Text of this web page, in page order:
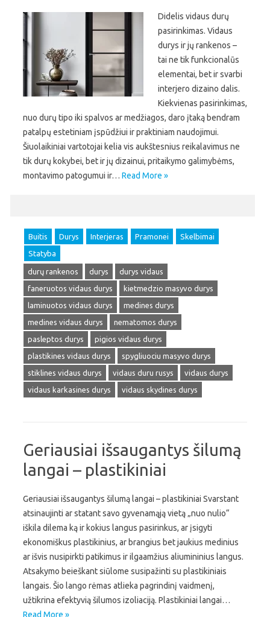
Didelis vidaus durų
pasirinkimas. Vidaus
durys ir jų rankenos –
tai ne tik funkcionalūs
elementai, bet ir svarbi
interjero dizaino dalis.
Kiekvienas pasirinkimas,
nuo durų tipo iki spalvos ar medžiagos, daro įtaką bendram
patalpų estetiniam įspūdžiui ir praktiniam naudojimui.
Šiuolaikiniai vartotojai kelia vis aukštesnius reikalavimus ne
tik durų kokybei, bet ir jų dizainui, pritaikymo galimybėms,
montavimo patogumui ir… Read More »
Buitis Durys Interjeras Pramonei
Skelbimai
Statyba
durų rankenos durys
durys vidaus
faneruotos vidaus durys
kietmedzio masyvo durys
laminuotos vidaus durys
medines durys
medines vidaus durys
nematomos durys
pasleptos durys
pigios vidaus durys
plastikines vidaus durys
spygliuociu masyvo durys
stiklines vidaus durys
vidaus duru rusys
vidaus durys
vidaus karkasines durys
vidaus skydines durys
Geriausiai išsaugantys šilumą
langai – plastikiniai
Geriausiai išsaugantys šilumą langai – plastikiniai Svarstant
atsinaujinti ar statant savo gyvenamąją vietą „nuo nulio“
iškila dilema ką ir kokius langus pasirinkus, ar įsigyti
ekonomiškus plastikinius, ar brangius bet jaukius medinius
ar išvis nusipirkti patikimus ir ilgaamžius aliumininius langus.
Atsakymo beieškant siūlome susipažinti su plastikiniais
langais. Šio lango rėmas atlieka pagrindinį vaidmenį,
užtikrina efektyvią šilumos izoliaciją. Plastikiniai langai…
Read More »